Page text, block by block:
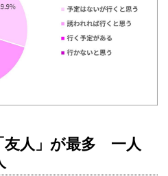
友人」が最多 一人